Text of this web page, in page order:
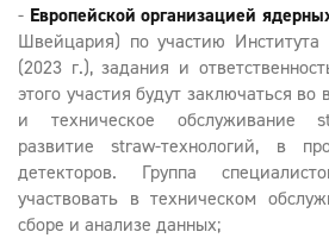
- Европейской организацией
Швейцария) по участию Института
(2023 г.), задания и
этого участия будут заключаться
и техническое обслуживание
развитие straw-технологий, в
детекторов. Группа
участвовать в техническом
сборе и анализе данных;